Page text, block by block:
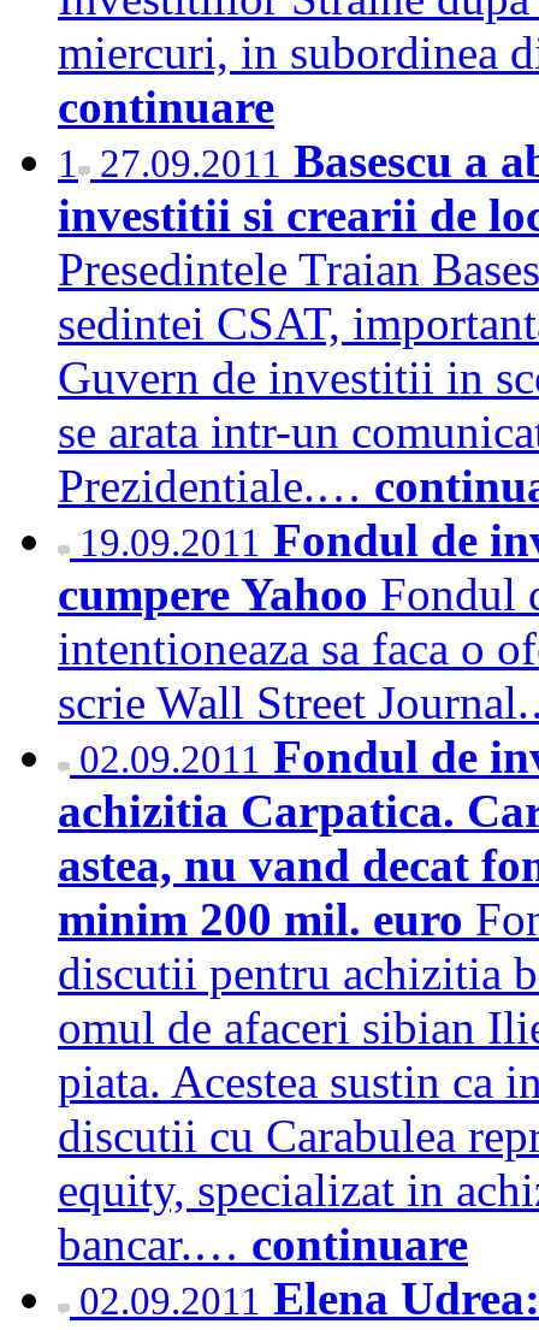
miercuri, in subordinea
continuare
1 27.09.2011 Basescu a
investitii si crearii de
Presedintele Traian
sedintei CSAT,
Guvern de investitii in
se arata intr-un
Prezidentiale.…
19.09.2011 Fondul de
cumpere Yahoo Fondul
intentioneaza sa faca o
scrie Wall Street
02.09.2011 Fondul de
achizitia Carpatica.
astea, nu vand decat
minim 200 mil. euro
discutii pentru achizitia
omul de afaceri sibian
piata. Acestea sustin ca
discutii cu Carabulea
equity, specializat in
bancar.… continuare
02.09.2011 Elena